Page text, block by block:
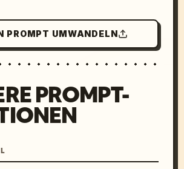
PROMPT UMWANDELN
PROMPT-